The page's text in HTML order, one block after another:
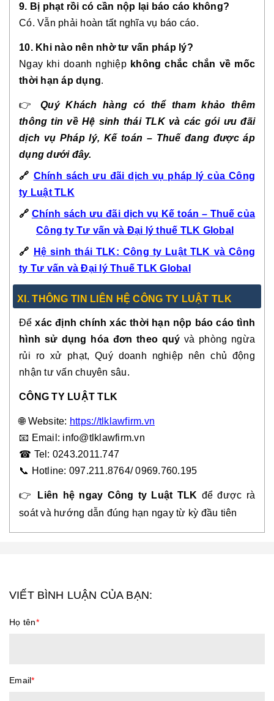
9. Bị phạt rồi có cần nộp lại báo cáo không?
Có. Vẫn phải hoàn tất nghĩa vụ báo cáo.
10. Khi nào nên nhờ tư vấn pháp lý?
Ngay khi doanh nghiệp không chắc chắn về mốc
thời hạn áp dụng.
👉
Quý Khách hàng có thể tham khảo thêm
thông tin về Hệ sinh thái TLK và các gói ưu đãi
dịch vụ Pháp lý, Kế toán – Thuế đang được áp
dụng dưới đây.
🔗 Chính sách ưu đãi dịch vụ pháp lý của Công
ty Luật TLK
🔗 Chính sách ưu đãi dịch vụ Kế toán – Thuế của
Công ty Tư vấn và Đại lý thuế TLK Global
🔗
Hệ sinh thái TLK: Công ty Luật TLK và Công
ty Tư vấn và Đại lý Thuế TLK Global
XI. THÔNG TIN LIÊN HỆ CÔNG TY LUẬT TLK
Đểxác định chính xác thời hạn nộp báo cáo tình
hình sử dụng hóa đơn theo quý và phòng ngừa
rủi ro xử phạt, Quý doanh nghiệp nên chủ động
nhận tư vấn chuyên sâu.
CÔNG TY LUẬT TLK
🌐 Website: https://tlklawfirm.vn
📧 Email: info@tlklawfirm.vn
☎ Tel: 0243.2011.747
📞 Hotline: 097.211.8764/ 0969.760.195
👉 Liên hệ ngay Công ty Luật TLK để được rà
soát và hướng dẫn đúng hạn ngay từ kỳ đầu tiên
VIẾT BÌNH LUẬN CỦA BẠN:
Họ tên*
Email*